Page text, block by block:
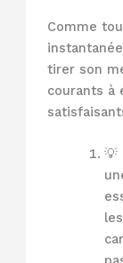
Comme
tirer son
courants à
💡